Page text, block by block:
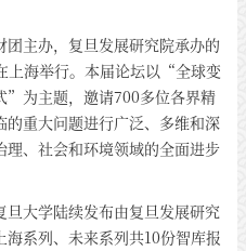
团主办，复旦发展研究院承办的
上海举行。本届论坛以“全球变
”为主题，邀请700多位各界精
重大问题进行广泛、多维和深
理、社会和环境领域的全面进步
大学陆续发布由复旦发展研究
系列、未来系列共10份智库报